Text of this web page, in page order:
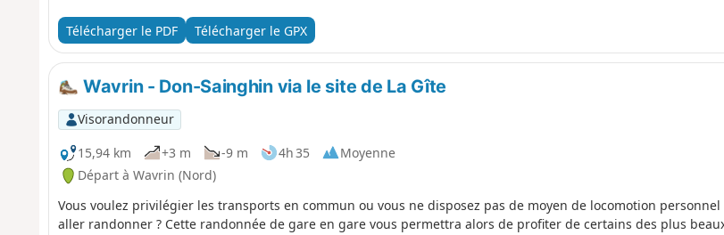
Télécharger le PDF Télécharger le GPX
Wavrin - Don-Sainghin via le site de La Gîte
Visorandonneur
15,94 km
+3 m -9 m 4h 35
Moyenne
Départ à Wavrin (Nord)
Vous voulez privilégier les transports en commun ou vous ne disposez pas de moyen de locomotion
aller randonner ? Cette randonnée de gare en gare vous permettra alors de profiter de certains des plus